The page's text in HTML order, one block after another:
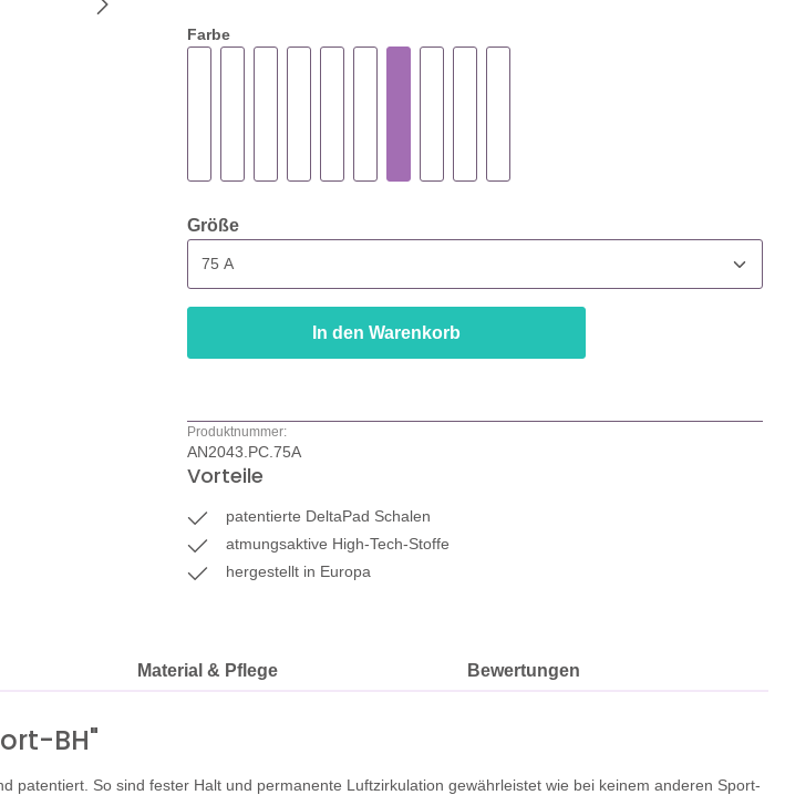
Farbe
Größeauswählen
In den Warenkorb
Produktnummer:
AN2043.PC.75A
Vorteile
patentierte DeltaPad Schalen
atmungsaktive High-Tech-Stoffe
hergestellt in Europa
Material & Pflege Bewertungen
BH"
patentiert. So sind fester Halt und permanente Luftzirkulation gewährleistet wie bei keinem anderen Sport-